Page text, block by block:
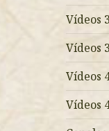
Vídeos
Vídeos
Vídeos
Vídeos